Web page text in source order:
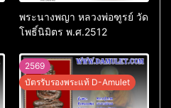
พระนางพญา หลวงพ่อฑูรย์ วัด
โพธิ์นิมิตร พ.ศ.2512
2569
บัตรรับรองพระแท้ D-Amulet